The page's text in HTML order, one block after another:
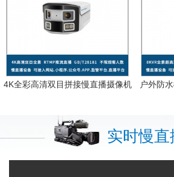
4K全彩高清双目拼接慢直播摄像机
户外防
实时慢直